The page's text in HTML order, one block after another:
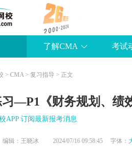
了解CMA 考试
> CMA > 复习指导 > 正文
—P1《财务规划、绩
APP 订阅最新报考消息
编辑：王晓冰 2024/07/16 09:58:45 字体：